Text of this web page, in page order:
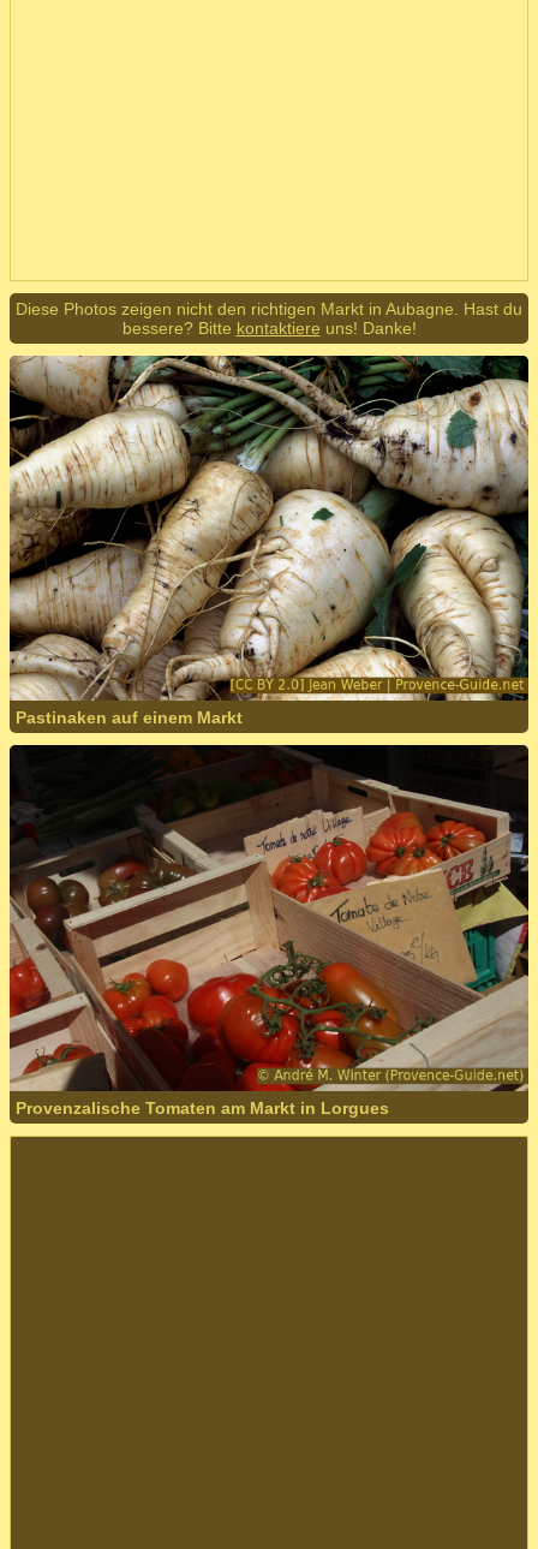
Diese Photos zeigen nicht den richtigen Markt in Aubagne. Hast du
bessere? Bitte kontaktiere uns! Danke!
Pastinaken auf einem Markt
Provenzalische Tomaten am Markt in Lorgues